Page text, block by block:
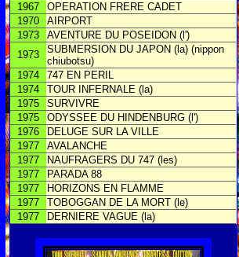
1967
OPERATION FRERE CADET
1970
AIRPORT
1973
AVENTURE DU POSEIDON (l')
1973
SUBMERSION DU JAPON (la) (nippon
chiubotsu)
1974
747 EN PERIL
1974
TOUR INFERNALE (la)
1975
SURVIVRE
1975
ODYSSEE DU HINDENBURG (l')
1976
DELUGE SUR LA VILLE
1977
AVALANCHE
1977
NAUFRAGERS DU 747 (les)
1977
PARADA 88
1977
HORIZONS EN FLAMME
1977
TOBOGGAN DE LA MORT (le)
1977
DERNIERE VAGUE (la)